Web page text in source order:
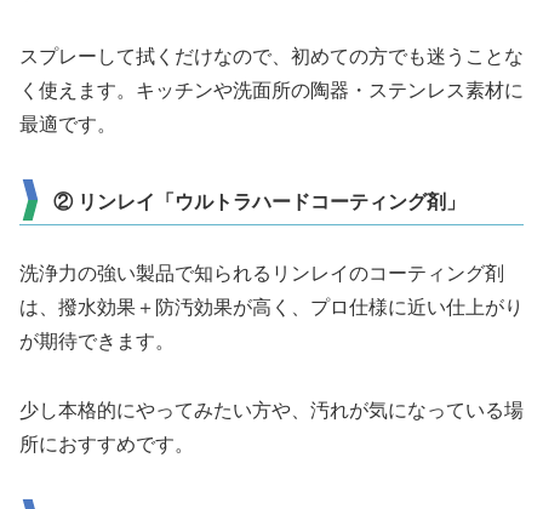
スプレーして拭くだけなので、初めての方でも迷うことな
く使えます。キッチンや洗面所の陶器・ステンレス素材に
最適です。
② リンレイ「ウルトラハードコーティング剤」
洗浄力の強い製品で知られるリンレイのコーティング剤
は、撥水効果＋防汚効果が高く、プロ仕様に近い仕上がり
が期待できます。
少し本格的にやってみたい方や、汚れが気になっている場
所におすすめです。